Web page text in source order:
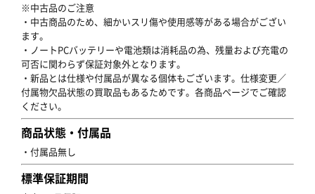
※中古品のご注意
・中古商品のため、細かいスリ傷や使用感等がある場合がござい
ます。
・ノートPCバッテリーや電池類は消耗品の為、残量および充電の
可否に関わらず保証対象外となります。
・新品とは仕様や付属品が異なる個体もございます。仕様変更／
付属物欠品状態の買取品もあるためです。各商品ページでご確認
ください。
商品状態・付属品
・付属品無し
標準保証期間